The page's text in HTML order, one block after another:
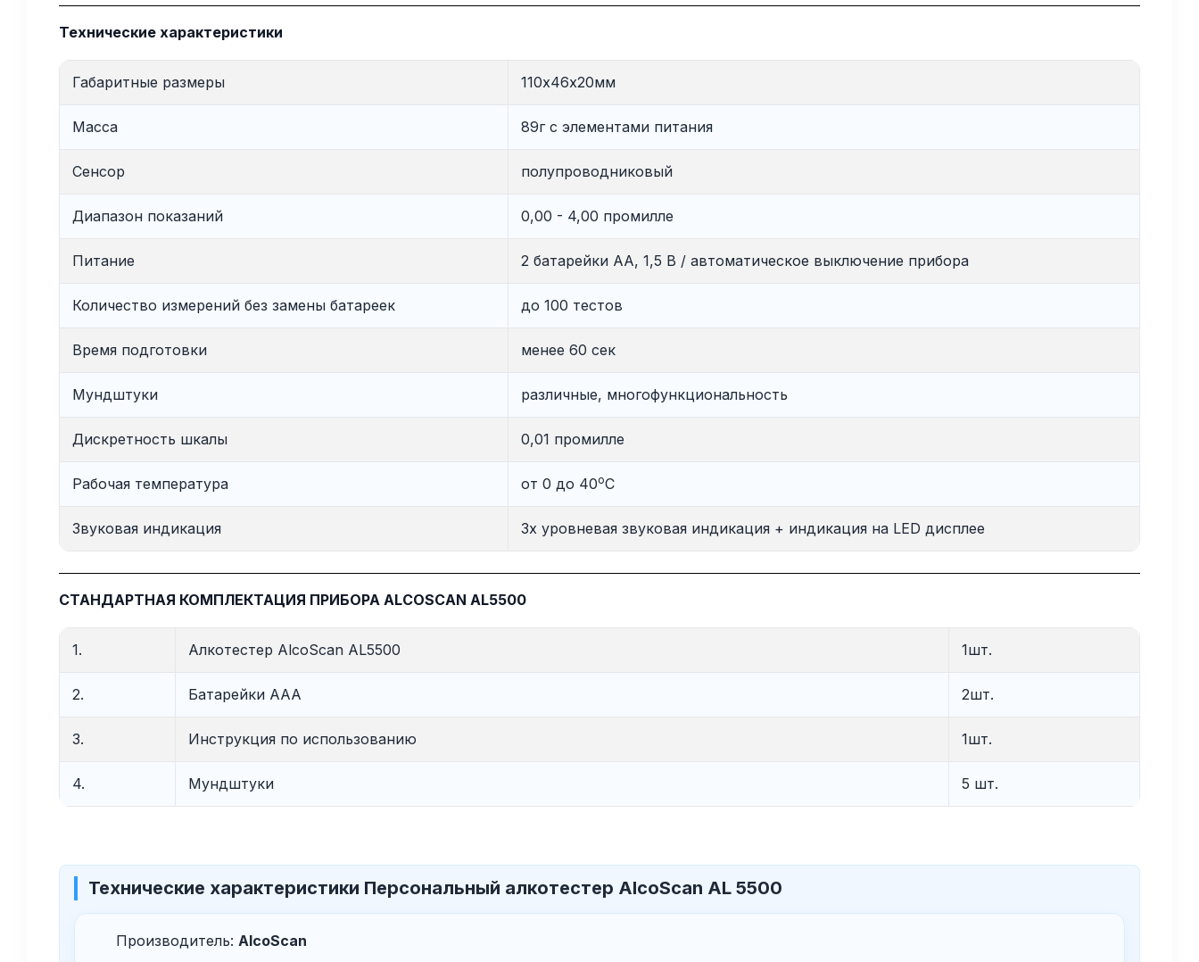
Технические характеристики
Габаритные размеры 110х46х20мм
Масса 89г с элементами питания
Сенсор полупроводниковый
Диапазон показаний 0,00 - 4,00 промилле
Питание 2 батарейки АА, 1,5 В / автоматическое выключение прибора
Количество измерений без замены батареек до 100 тестов
Время подготовки менее 60 сек
Мундштуки различные, многофункциональность
Дискретность шкалы 0,01 промилле
Рабочая температура от 0 до 40оС
Звуковая индикация 3х уровневая звуковая индикация + индикация на LED дисплее
СТАНДАРТНАЯ КОМПЛЕКТАЦИЯ ПРИБОРА ALCOSCAN AL5500
1. Алкотестер AlcoScan AL5500 1шт.
2. Батарейки ААА 2шт.
3. Инструкция по использованию 1шт.
4. Мундштуки 5 шт.
Технические характеристики Персональный алкотестер AlcoScan AL 5500
Производитель: AlcoScan